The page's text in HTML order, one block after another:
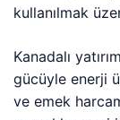
kullanılmak
Kanadalı
gücüyle enerji
ve emek